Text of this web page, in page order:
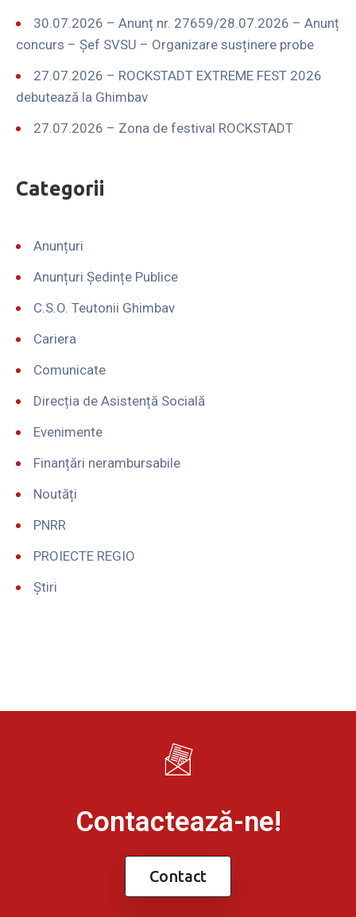
30.07.2026 – Anunț nr. 27659/28.07.2026 – Anunț
concurs – Șef SVSU – Organizare susținere probe
27.07.2026 – ROCKSTADT EXTREME FEST 2026
debutează la Ghimbav
27.07.2026 – Zona de festival ROCKSTADT
Categorii
Anunțuri
Anunțuri Ședințe Publice
C.S.O. Teutonii Ghimbav
Cariera
Comunicate
Direcția de Asistență Socială
Evenimente
Finanțări nerambursabile
Noutăți
PNRR
PROIECTE REGIO
Știri
Contactează-ne!
Contact